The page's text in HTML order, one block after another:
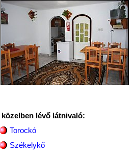
közelben lévő látnivaló:
Torockó
Székelykő